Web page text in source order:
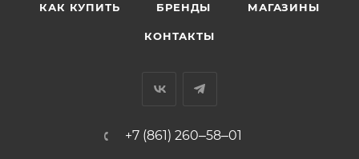
КАК КУПИТЬ БРЕНДЫ МАГАЗИНЫ
КОНТАКТЫ
+7 (861) 260‒58‒01